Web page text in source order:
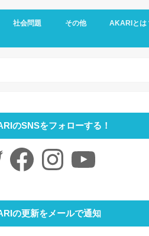
社会問題
社会福祉
LGBTQ
コロナ
ジェンダー
ニュース
介護
時事ネタ
災害
社会学
その他
アート
ファッション
夢
心理学
書評
AKARIとは
お問い合わせ
サイトマップ
会社概要
のSNSをフォローする！
FacebookInstagramYouTube
の更新をメールで通知